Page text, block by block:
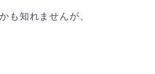
も知れませんが、